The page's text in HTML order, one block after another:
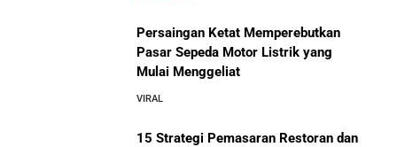
Persaingan Ketat Memperebutkan
Pasar Sepeda Motor Listrik yang
Mulai Menggeliat
VIRAL
15 Strategi Pemasaran Restoran dan